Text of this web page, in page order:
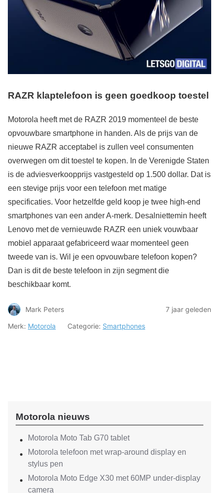
RAZR klaptelefoon is geen goedkoop toestel
Motorola heeft met de RAZR 2019 momenteel de beste
opvouwbare smartphone in handen. Als de prijs van de
nieuwe RAZR acceptabel is zullen veel consumenten
overwegen om dit toestel te kopen. In de Verenigde Staten
is de adviesverkoopprijs vastgesteld op 1.500 dollar. Dat is
een stevige prijs voor een telefoon met matige
specificaties. Voor hetzelfde geld koop je twee high-end
smartphones van een ander A-merk. Desalniettemin heeft
Lenovo met de vernieuwde RAZR een uniek vouwbaar
mobiel apparaat gefabriceerd waar momenteel geen
tweede van is. Wil je een opvouwbare telefoon kopen?
Dan is dit de beste telefoon in zijn segment die
beschikbaar komt.
Mark Peters
7 jaar geleden
Merk: Motorola Categorie: Smartphones
Motorola nieuws
Motorola Moto Tab G70 tablet
Motorola telefoon met wrap-around display en
stylus pen
Motorola Moto Edge X30 met 60MP under-display
camera